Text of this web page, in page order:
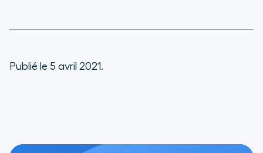
Publié le 5 avril 2021.